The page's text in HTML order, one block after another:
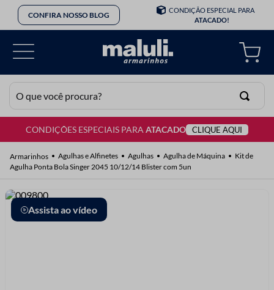
CONFIRA NOSSO BLOG
CONDIÇÃO ESPECIAL PARA
ATACADO!
O que você procura?
CONDIÇÕES ESPECIAIS PARAATACADO CLIQUE AQUI
Agulhas e Alfinetes Agulhas Agulha de Máquina
Kit de
Agulha Ponta Bola Singer 2045 10/12/14 Blister com 5un
Assista ao vídeo
TERMOS MAIS BUSCADOS
2º
barbante
3º
botão
4º
elastico